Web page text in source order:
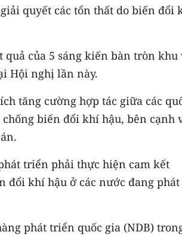
quyết các tổn thất do biến đổi
của 5 sáng kiến bàn tròn khu
Hội nghị lần này.
tăng cường hợp tác giữa các
biến đổi khí hậu, bên cạnh
triển phải thực hiện cam kết
đổi khí hậu ở các nước đang phát
phát triển quốc gia (NDB)